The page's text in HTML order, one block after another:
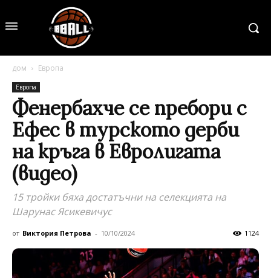
дом Европа
Европа
Фенербахче се пребори с
Ефес в турското дерби
на кръга в Евролигата
(видео)
15 тройки бяха достатъчни на селекцията на
Шарунас Ясикевичус
от Виктория Петрова - 10/10/2024 1124